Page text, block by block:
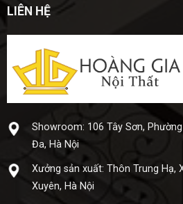
LIÊN HỆ
Showroom: 106 Tây Sơn,
Đa, Hà Nội
Xưở​ng sả​n xuấ​t: Thôn Trung Hạ,
Xuyên, Hà Nội